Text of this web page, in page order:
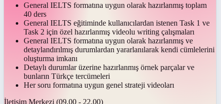
General IELTS formatına uygun olarak hazırlanmış toplam
40 ders
General IELTS eğitiminde kullanıcılardan istenen Task 1 ve
Task 2 için özel hazırlanmış videolu writing çalışmaları
General IELTS formatına uygun olarak hazırlanmış ve
detaylandırılmış durumlardan yararlanılarak kendi cümlelerini
oluşturma imkanı
Detaylı durumlar üzerine hazırlanmış örnek parçalar ve
bunların Türkçe tercümeleri
Her soru formatına uygun genel strateji videoları
İletişim Merkezi (09.00 - 22.00)